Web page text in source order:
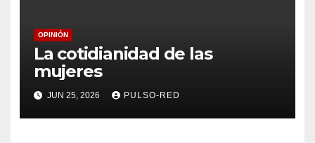
OPINIÓN
La cotidianidad de las
mujeres
JUN 25, 2026 PULSO-RED